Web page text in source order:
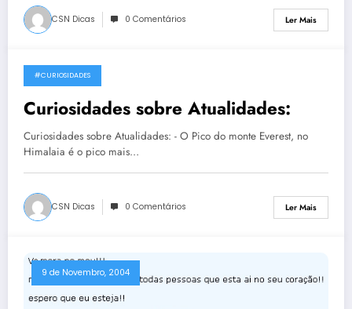
CSN Dicas 0 Comentários Ler Mais
3 de Dezembro, 2004
#CURIOSIDADES
Curiosidades sobre Atualidades:
Curiosidades sobre Atualidades: - O Pico do monte Everest, no
Himalaia é o pico mais…
CSN Dicas 0 Comentários Ler Mais
9 de Novembro, 2004